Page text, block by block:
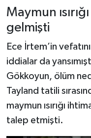
Maymun
gelmişti
Ece İrtem’in
iddialar da
Gökkoyun, ölüm
Tayland tatili
maymun ısırığı
talep etmişti.